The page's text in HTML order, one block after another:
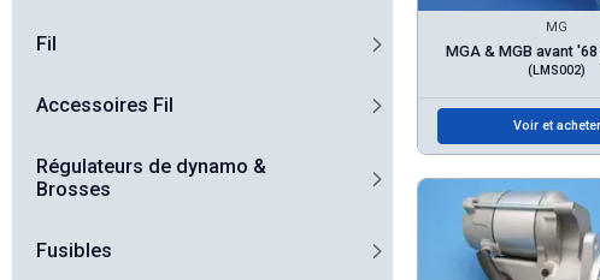
Fil
Accessoires Fil
Régulateurs de dynamo &
Brosses
Fusibles
MG
MGA & MGB avant
(LMS002)
Voir et acheter